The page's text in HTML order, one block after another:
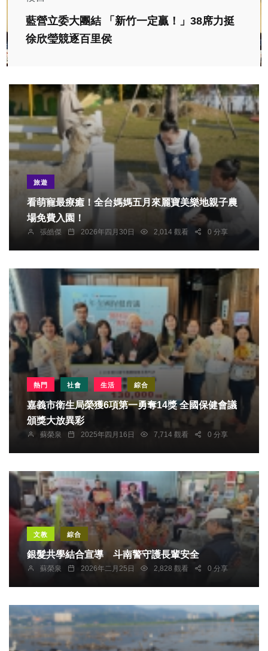
藍營立委大團結 「新竹一定贏！」38席力挺
徐欣瑩競逐百里侯
旅遊
看萌寵最療癒！全台媽媽五月來麗寶美樂地親子農
場免費入園！
張皓傑 2026年四月30日 2,014 觀看 0 分享
熱門 社會 生活 綜合
嘉義市衛生局榮獲6項第一勇奪14獎 全國保健會議
頒獎大放異彩
蘇榮泉 2025年四月16日 7,714 觀看 0 分享
文教 綜合
銀髮共學結合宣導 斗南警守護長輩安全
蘇榮泉 2026年二月25日 2,828 觀看 0 分享